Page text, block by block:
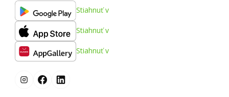
Stiahnuť v
Stiahnuť v
Stiahnuť v